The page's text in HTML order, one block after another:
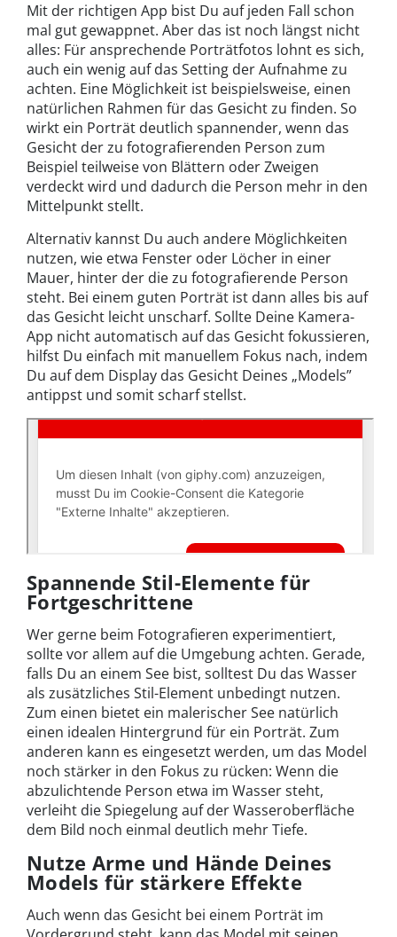
Mit der richtigen App bist Du auf jeden Fall schon
mal gut gewappnet. Aber das ist noch längst nicht
alles: Für ansprechende Porträtfotos lohnt es sich,
auch ein wenig auf das Setting der Aufnahme zu
achten. Eine Möglichkeit ist beispielsweise, einen
natürlichen Rahmen für das Gesicht zu finden. So
wirkt ein Porträt deutlich spannender, wenn das
Gesicht der zu fotografierenden Person zum
Beispiel teilweise von Blättern oder Zweigen
verdeckt wird und dadurch die Person mehr in den
Mittelpunkt stellt.
Alternativ kannst Du auch andere Möglichkeiten
nutzen, wie etwa Fenster oder Löcher in einer
Mauer, hinter der die zu fotografierende Person
steht. Bei einem guten Porträt ist dann alles bis auf
das Gesicht leicht unscharf. Sollte Deine Kamera-
App nicht automatisch auf das Gesicht fokussieren,
hilfst Du einfach mit manuellem Fokus nach, indem
Du auf dem Display das Gesicht Deines „Models”
antippst und somit scharf stellst.
Spannende Stil-Elemente für
Fortgeschrittene
Wer gerne beim Fotografieren experimentiert,
sollte vor allem auf die Umgebung achten. Gerade,
falls Du an einem See bist, solltest Du das Wasser
als zusätzliches Stil-Element unbedingt nutzen.
Zum einen bietet ein malerischer See natürlich
einen idealen Hintergrund für ein Porträt. Zum
anderen kann es eingesetzt werden, um das Model
noch stärker in den Fokus zu rücken: Wenn die
abzulichtende Person etwa im Wasser steht,
verleiht die Spiegelung auf der Wasseroberfläche
dem Bild noch einmal deutlich mehr Tiefe.
Nutze Arme und Hände Deines
Models für stärkere Effekte
Auch wenn das Gesicht bei einem Porträt im